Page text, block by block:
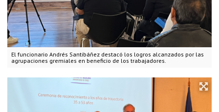
El funcionario Andrés Santibáñez destacó los logros alcanzados por las
agrupaciones gremiales en beneficio de los trabajadores.